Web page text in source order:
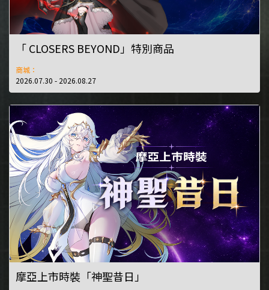
「 CLOSERS BEYOND」特別商品
商城：
2026.07.30 - 2026.08.27
摩亞上市時裝「神聖昔日」